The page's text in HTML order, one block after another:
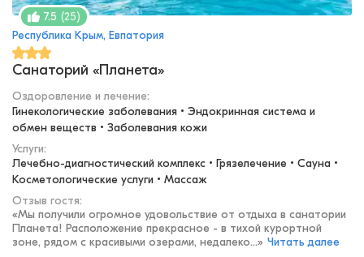
7.5 (25)
Республика Крым, Евпатория
Санаторий «Планета»
Оздоровление и лечение:
Гинекологические заболевания • Эндокринная система и
обмен веществ • Заболевания кожи
Услуги:
Лечебно-диагностический комплекс • Грязелечение • Сауна •
Косметологические услуги • Массаж
Отзыв гостя:
«Мы получили огромное удовольствие от отдыха в санатории
Планета! Расположение прекрасное - в тихой курортной
зоне, рядом с красивыми озерами, недалеко...» Читать далее